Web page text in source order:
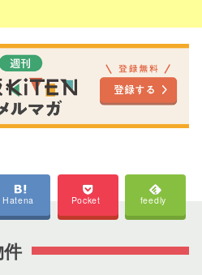
Hatena Pocket feedly